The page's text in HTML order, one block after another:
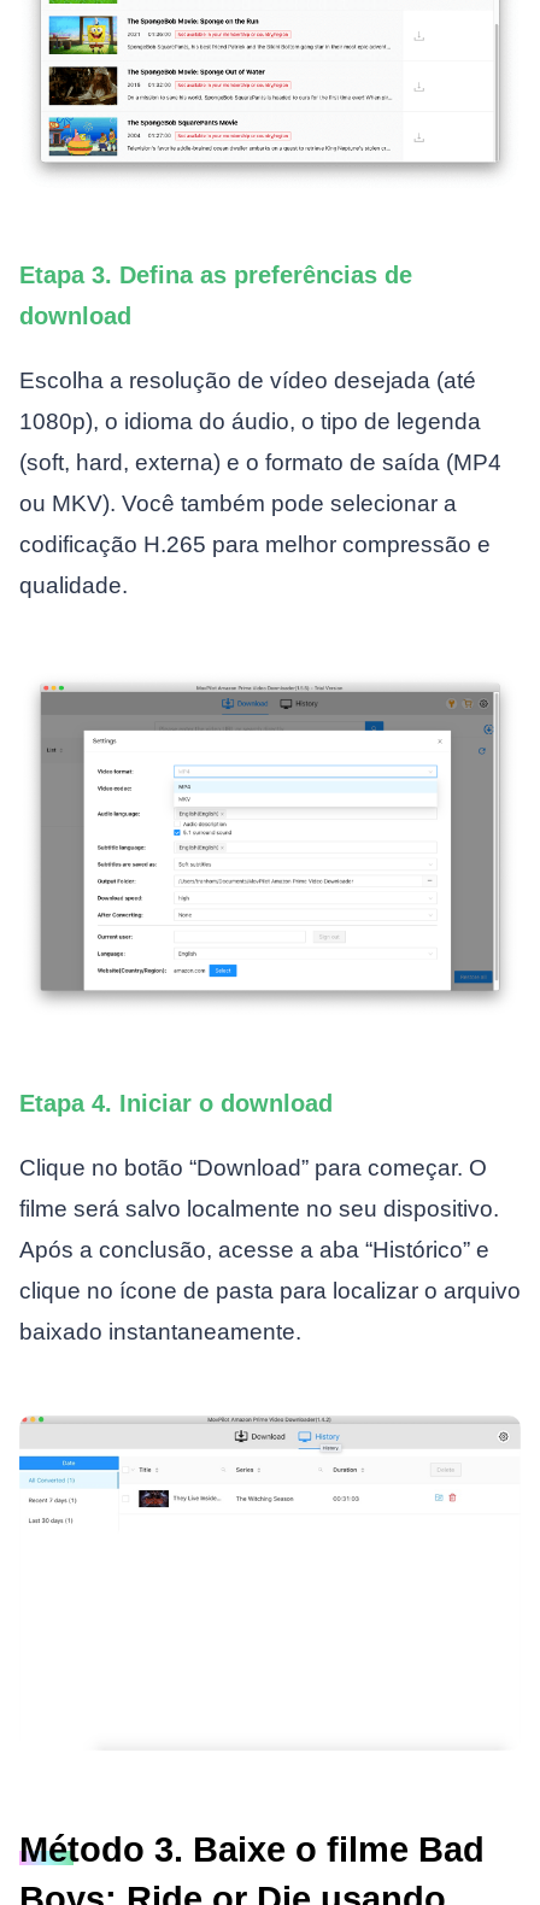
Etapa 3. Defina as preferências de
download
Escolha a resolução de vídeo desejada (até
1080p), o idioma do áudio, o tipo de legenda
(soft, hard, externa) e o formato de saída (MP4
ou MKV). Você também pode selecionar a
codificação H.265 para melhor compressão e
qualidade.
Etapa 4. Iniciar o download
Clique no botão “Download” para começar. O
filme será salvo localmente no seu dispositivo.
Após a conclusão, acesse a aba “Histórico” e
clique no ícone de pasta para localizar o arquivo
baixado instantaneamente.
Método 3. Baixe o filme Bad